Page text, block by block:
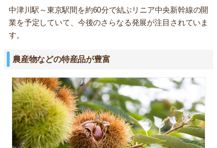
中津川駅～東京駅間を約60分で結ぶリニア中央新幹線の開
業を予定していて、今後のさらなる発展が注目されていま
す。
農産物などの特産品が豊富